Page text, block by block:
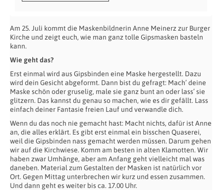
Am 25. Juli kommt die Maskenbildnerin Anne Meinerz zur Burger
Kirche und zeigt euch, wie man ganz tolle Gipsmasken basteln
kann.
Wie geht das?
Erst einmal wird aus Gipsbinden eine Maske hergestellt. Dazu
wird dein Gesicht abgeformt. Dann bist du gefragt: Mach’ deine
Maske schön oder gruselig, male sie ganz bunt an oder lass’ sie
glitzern. Das kannst du genau so machen, wie es dir gefällt. Lass
einfach deiner Fantasie freien Lauf und verwandle dich.
Wenn du das noch nie gemacht hast: Macht nichts, dafür ist Anne
an, die alles erklärt. Es gibt erst einmal ein bisschen Quaserei,
weil die Gipsbinden nass gemacht werden müssen. Darum gehen
wir auf die Kirchwiese. Komm am besten in alten Klamotten. Wir
haben zwar Umhänge, aber am Anfang geht vielleicht mal was
daneben. Material zum Gestalten der Masken ist natürlich vor
Ort. Gegen Mittag unterbrechen wir kurz und essen zusammen.
Und dann geht es weiter bis ca. 17.00 Uhr.